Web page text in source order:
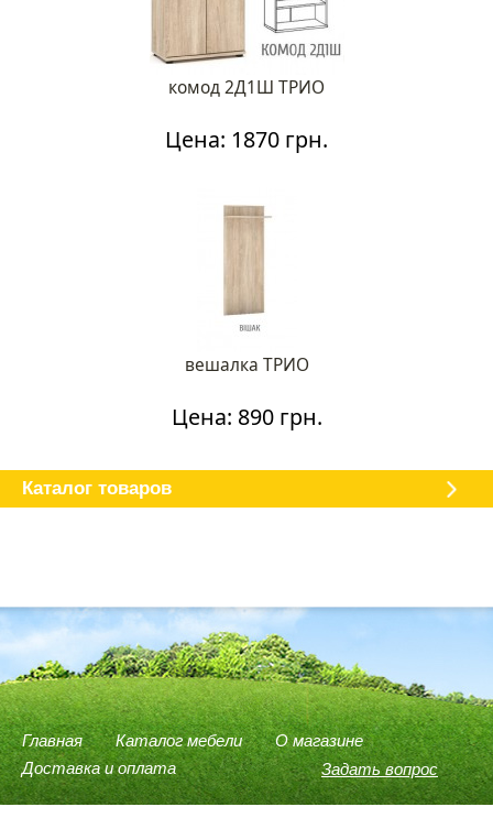
комод 2Д1Ш ТРИО
Цена: 1870 грн.
вешалка ТРИО
Цена: 890 грн.
Каталог товаров
Задать вопрос
Главная Каталог мебели
О магазине
Доставка и оплата